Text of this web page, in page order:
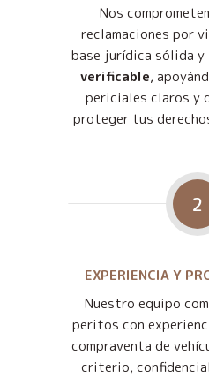
Nos
reclamaciones por
base jurídica sólida y
verificable,
periciales claros y
proteger tus
2
EXPERIENCIA Y
Nuestro equipo
peritos con
compraventa de
criterio,